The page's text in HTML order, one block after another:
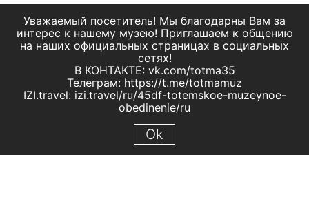
Уважаемый посетитель! Мы благодарны Вам за
интерес к нашему музею! Приглашаем к общению
на наших официальных страницах в социальных
сетях!
В КОНТАКТЕ: vk.com/totma35
Телеграм: https://t.me/totmamuz
IZI.travel: izi.travel/ru/45df-totemskoe-muzeynoe-
obedinenie/ru
Ok